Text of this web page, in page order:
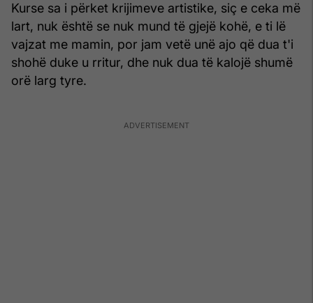
Kurse sa i përket krijimeve artistike, siç e ceka më
lart, nuk është se nuk mund të gjejë kohë, e ti lë
vajzat me mamin, por jam vetë unë ajo që dua t'i
shohë duke u rritur, dhe nuk dua të kalojë shumë
orë larg tyre.